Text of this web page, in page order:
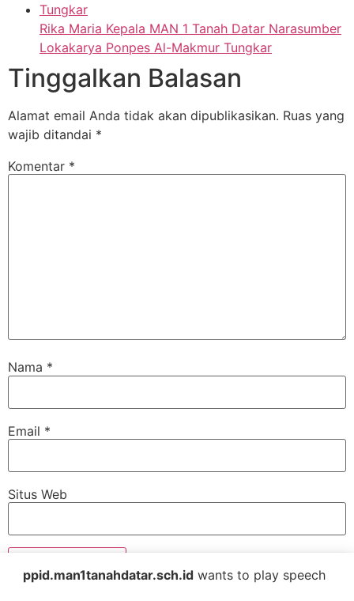
Rika Maria Kepala MAN 1 Tanah Datar Narasumber
Lokakarya Ponpes Al-Makmur Tungkar
Tinggalkan Balasan
Alamat email Anda tidak akan dipublikasikan. Ruas yang
wajib ditandai *
Komentar *
Nama *
Email *
Situs Web
ppid.man1tanahdatar.sch.idwants to play speech